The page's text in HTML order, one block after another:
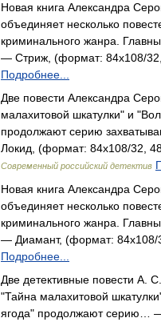
Новая книга Александра
объединяет несколько
криминального жанра.
— Стриж, (формат: 84x108/
Подробнее...
Две повести Александра
малахитовой шкатулки" и
продолжают серию
Локид, (формат: 84x108/32,
Современный российский детектив
Новая книга Александра
объединяет несколько
криминального жанра.
— Диамант, (формат: 84x108/
Подробнее...
Две детективные повести А.
"Тайна малахитовой
ягода" продолжают серию…